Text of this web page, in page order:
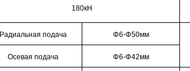
180кН
Радиальная подача Φ6-Φ50мм
Осевая подача Φ6-Φ42мм